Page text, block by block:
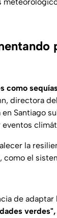
como
directora
Santiago
la
el
de